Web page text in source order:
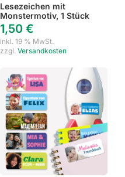
Lesezeichen mit
Monstermotiv, 1 Stück
1,50 €
inkl. 19 % MwSt.
zzgl. Versandkosten